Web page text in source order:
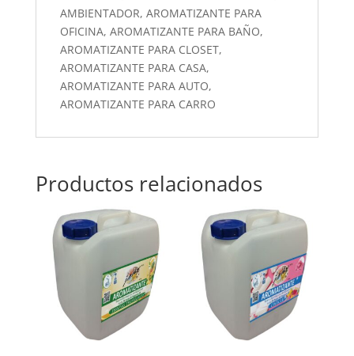
AMBIENTADOR, AROMATIZANTE PARA
OFICINA, AROMATIZANTE PARA BAÑO,
AROMATIZANTE PARA CLOSET,
AROMATIZANTE PARA CASA,
AROMATIZANTE PARA AUTO,
AROMATIZANTE PARA CARRO
Productos relacionados